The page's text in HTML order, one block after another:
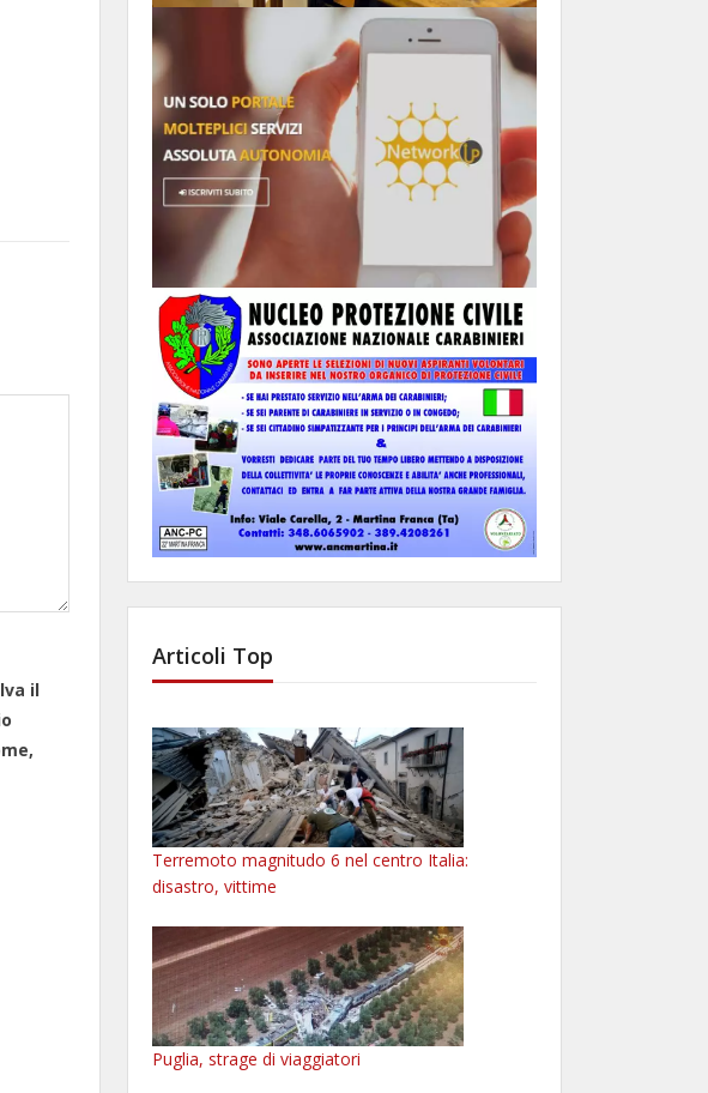
il
Articoli Top
Terremoto magnitudo 6 nel centro Italia:
disastro, vittime
Puglia, strage di viaggiatori